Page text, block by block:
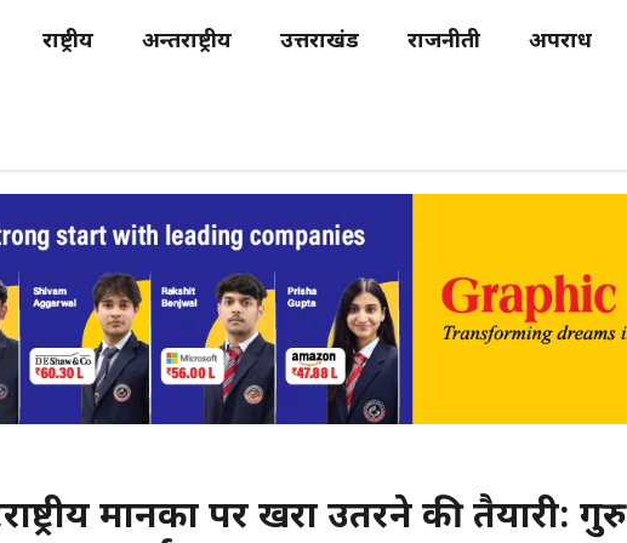
राष्ट्रीय अन्तर्राष्ट्रीय उत्तराखंड राजनीती अपराध
मानकों पर खरा उतरने की तैयारी: गुरु